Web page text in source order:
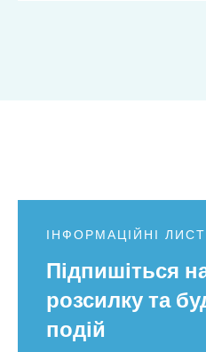
ІНФОРМАЦІЙНІ
Підпишіться
розсилку та
подій